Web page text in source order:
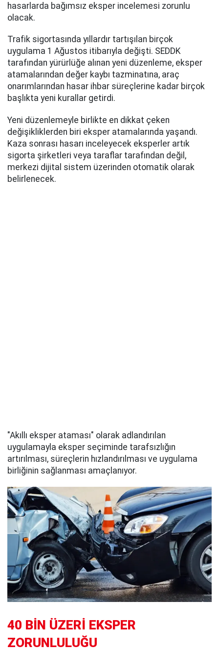
hasarlarda bağımsız eksper incelemesi zorunlu
olacak.
Trafik sigortasında yıllardır tartışılan birçok
uygulama 1 Ağustos itibarıyla değişti. SEDDK
tarafından yürürlüğe alınan yeni düzenleme, eksper
atamalarından değer kaybı tazminatına, araç
onarımlarından hasar ihbar süreçlerine kadar birçok
başlıkta yeni kurallar getirdi.
Yeni düzenlemeyle birlikte en dikkat çeken
değişikliklerden biri eksper atamalarında yaşandı.
Kaza sonrası hasarı inceleyecek eksperler artık
sigorta şirketleri veya taraflar tarafından değil,
merkezi dijital sistem üzerinden otomatik olarak
belirlenecek.
"Akıllı eksper ataması" olarak adlandırılan
uygulamayla eksper seçiminde tarafsızlığın
artırılması, süreçlerin hızlandırılması ve uygulama
birliğinin sağlanması amaçlanıyor.
40 BİN ÜZERİ EKSPER
ZORUNLULUĞU